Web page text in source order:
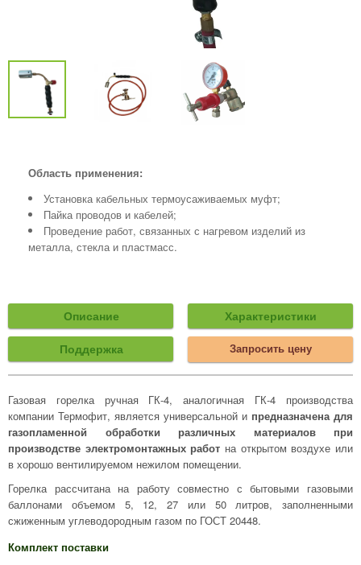
Область применения:
Установка кабельных термоусаживаемых муфт;
Пайка проводов и кабелей;
Проведение работ, связанных с нагревом изделий из
металла, стекла и пластмасс.
Описание Характеристики
Поддержка Запросить цену
Газовая горелка ручная ГК-4, аналогичная ГК-4 производства
компании Термофит, является универсальной и предназначена для
газопламенной обработки различных материалов при
производстве электромонтажных работ на открытом воздухе или
в хорошо вентилируемом нежилом помещении.
Горелка рассчитана на работу совместно с бытовыми газовыми
баллонами объемом 5, 12, 27 или 50 литров, заполненными
сжиженным углеводородным газом по ГОСТ 20448.
Комплект поставки